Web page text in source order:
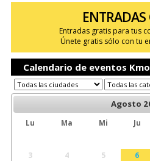
ENTRADAS
Entradas gratis para tus
Únete gratis sólo con tu
Calendario de eventos
Agosto
Lu Ma Mi Ju
3
4 5 6